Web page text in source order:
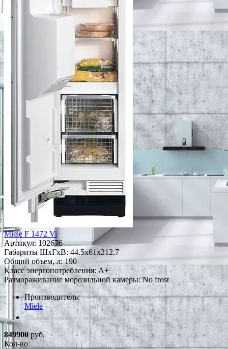
Miele F 1472 Vi
Артикул: 102676
Габариты ШxГxВ: 44.5x61x212.7
Общий объем, л: 190
Класс энергопотребления: A+
Размораживание морозильной камеры: No frost
Производитель:
Miele
*Наличие уточняйте у менеджера
849900руб.
Кол-во: